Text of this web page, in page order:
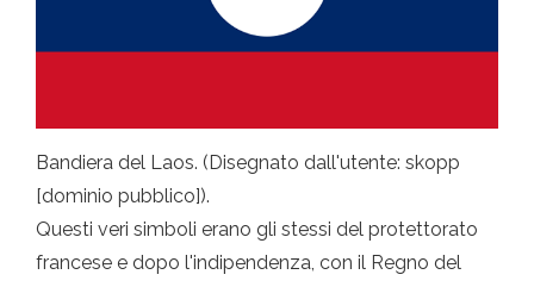
Bandiera del Laos. (Disegnato dall'utente: skopp
[dominio pubblico]).
Questi veri simboli erano gli stessi del protettorato
francese e dopo l'indipendenza, con il Regno del